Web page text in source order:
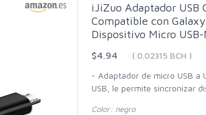
iJiZuo Adaptador USB
Compatible con
Dispositivo Micro
$4.94
( 0.02315 BCH )
- Adaptador de micro USB a
USB, le permite sincronizar
Color: negro